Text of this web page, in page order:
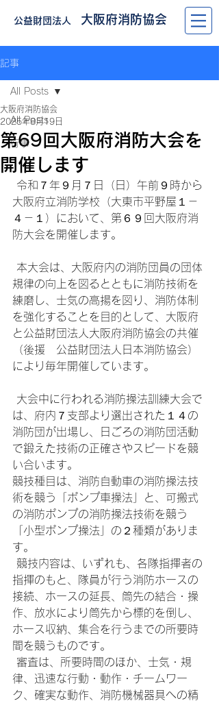
公益財団法人 大阪府消防協会
記事
All Posts
行事
All Posts
第69回大阪府消防大会を
開催します
大阪府消防協会
2025年8月19日
大阪府立消防学校（大東市平野屋１－
４－１）において、第６９回大阪府消
防大会を開催します。
規律の向上を図るとともに消防技術を
練磨し、士気の高揚を図り、消防体制
を強化することを目的として、大阪府
と公益財団法人大阪府消防協会の共催
（後援　公益財団法人日本消防協会）
により毎年開催しています。
は、府内７支部より選出された１４の
消防団が出場し、日ごろの消防団活動
で鍛えた技術の正確さやスピードを競
い合います。
競技種目は、消防自動車の消防操法技
術を競う「ポンプ車操法」と、可搬式
の消防ポンプの消防操法技術を競う
「小型ポンプ操法」の２種類がありま
す。
指揮のもと、隊員が行う消防ホースの
接続、ホースの延長、筒先の結合・操
作、放水により筒先から標的を倒し、
ホース収納、集合を行うまでの所要時
間を競うものです。
律、迅速な行動・動作・チームワー
ク、確実な動作、消防機械器具への精